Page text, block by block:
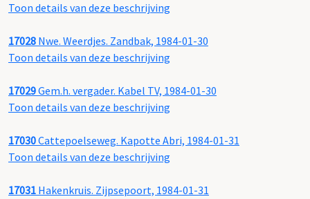
Toon details van deze beschrijving
17028 Nwe. Weerdjes. Zandbak, 1984-01-30
Toon details van deze beschrijving
17029Gem.h. vergader. Kabel TV, 1984-01-30
Toon details van deze beschrijving
17030Cattepoelseweg. Kapotte Abri, 1984-01-31
Toon details van deze beschrijving
17031 Hakenkruis. Zijpsepoort, 1984-01-31